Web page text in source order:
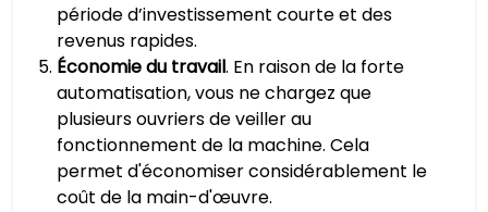
période d’investissement courte et des
revenus rapides.
Économie du travail. En raison de la forte
automatisation, vous ne chargez que
plusieurs ouvriers de veiller au
fonctionnement de la machine. Cela
permet d'économiser considérablement le
coût de la main-d'œuvre.